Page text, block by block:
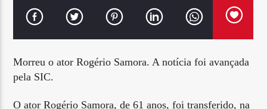
97.1FM E 107.8 FM
RÁDIO NOAR
Morreu o ator Rogério Samora. A notícia foi avançada
pela SIC.
O ator Rogério Samora, de 61 anos, foi transferido, na